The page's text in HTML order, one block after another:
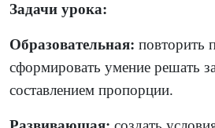
Задачи урока:
Образовательная: повторить
сформировать умение решать
составлением пропорции.